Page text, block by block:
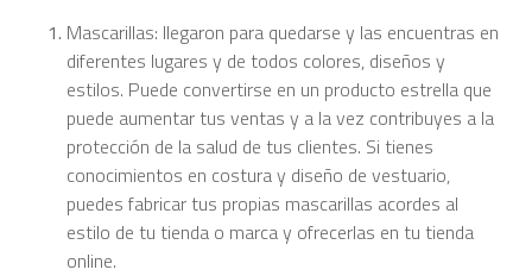
Mascarillas: llegaron para quedarse y las encuentras en
diferentes lugares y de todos colores, diseños y
estilos. Puede convertirse en un producto estrella que
puede aumentar tus ventas y a la vez contribuyes a la
protección de la salud de tus clientes. Si tienes
conocimientos en costura y diseño de vestuario,
puedes fabricar tus propias mascarillas acordes al
estilo de tu tienda o marca y ofrecerlas en tu tienda
online.